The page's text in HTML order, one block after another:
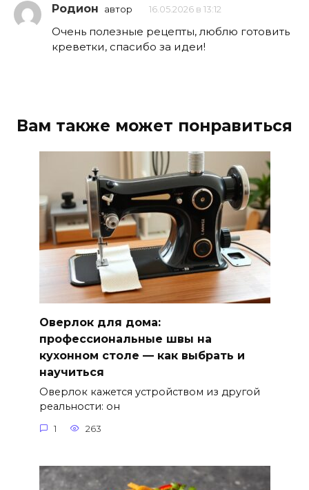
Родион автор 16.05.2026 в 13:12
Очень полезные рецепты, люблю готовить
креветки, спасибо за идеи!
Вам также может понравиться
Оверлок для дома:
профессиональные швы на
кухонном столе — как выбрать и
научиться
Оверлок кажется устройством из другой
реальности: он
1 263